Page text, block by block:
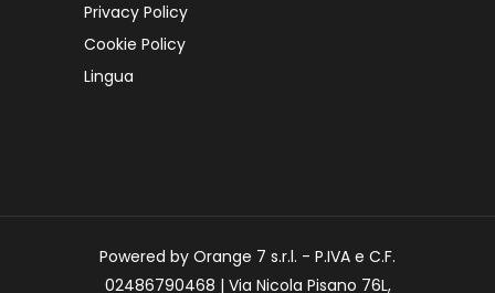
Privacy Policy
Cookie Policy
Lingua
Powered by Orange 7 s.r.l. - P.IVA e C.F.
02486790468 | Via Nicola Pisano 76L,